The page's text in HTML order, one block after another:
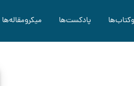
پادکست‌ها میکرومقاله‌ها